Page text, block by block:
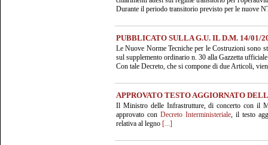
Durante il periodo transitorio previsto per le nuove
PUBBLICATO SULLA G.U. IL D.M. 14/01/
Le Nuove Norme Tecniche per le Costruzioni sono
sul supplemento ordinario n. 30 alla Gazzetta
Con tale Decreto, che si compone di due Articoli,
APPROVATO TESTO AGGIORNATO
Il Ministro delle Infrastrutture, di concerto con il
approvato con Decreto Interministeriale, il testo
relativa al legno [...]